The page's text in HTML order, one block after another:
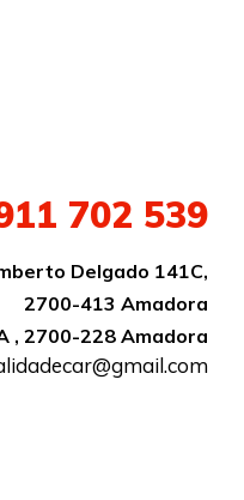
702 539
Delgado 141C,
2700-413 Amadora
, 2700-228 Amadora